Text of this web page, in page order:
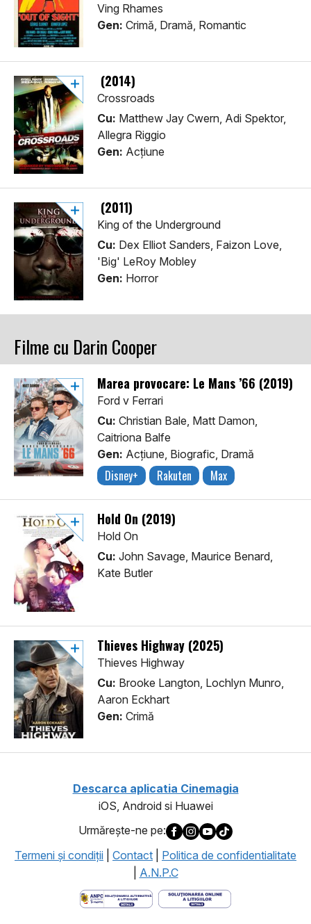
Ving Rhames
Gen: Crimă, Dramă, Romantic
(2014)
Crossroads
Cu: Matthew Jay Cwern, Adi Spektor,
Allegra Riggio
Gen: Acţiune
(2011)
King of the Underground
Cu: Dex Elliot Sanders, Faizon Love,
'Big' LeRoy Mobley
Gen: Horror
Filme cu Darin Cooper
Marea provocare: Le Mans ’66 (2019)
Ford v Ferrari
Cu: Christian Bale, Matt Damon,
Caitriona Balfe
Gen: Acţiune, Biografic, Dramă
Disney+ Rakuten Max
Hold On (2019)
Hold On
Cu: John Savage, Maurice Benard,
Kate Butler
Thieves Highway (2025)
Thieves Highway
Cu: Brooke Langton, Lochlyn Munro,
Aaron Eckhart
Gen: Crimă
Descarca aplicatia Cinemagia
iOS, Android si Huawei
Urmăreşte-ne pe:
Termeni şi condiţii
Contact
Politica de confidentialitate
A.N.P.C